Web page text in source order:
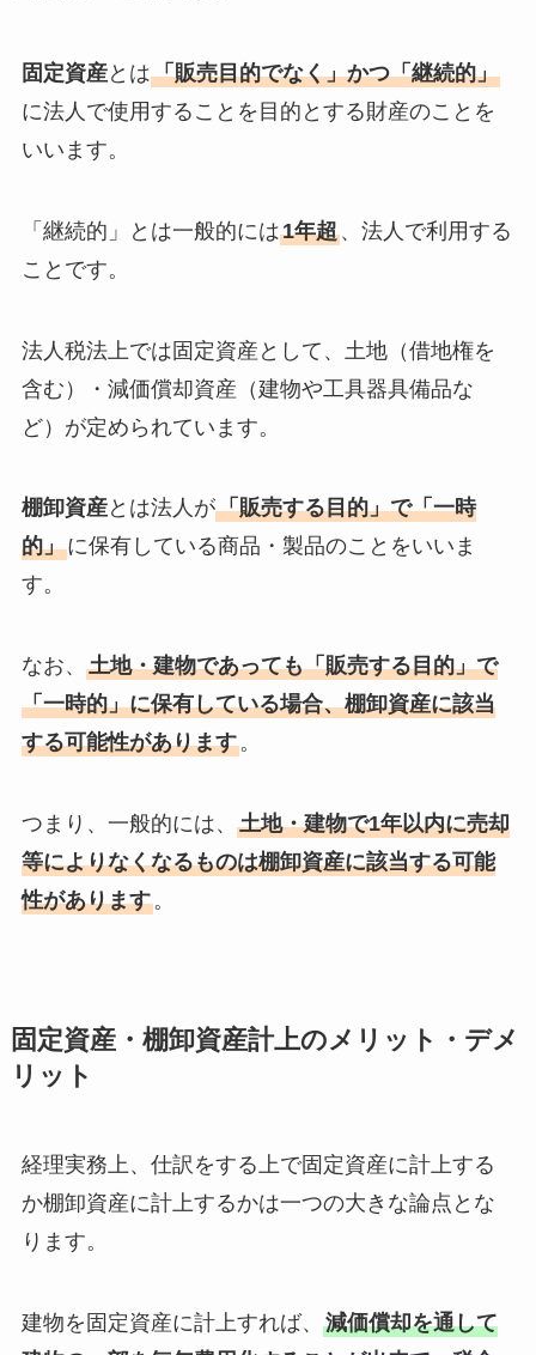
固定資産とは「販売目的でなく」かつ「継続的」
に法人で使用することを目的とする財産のことを
いいます。
「継続的」とは一般的には1年超、法人で利用する
ことです。
法人税法上では固定資産として、土地（借地権を
含む）・減価償却資産（建物や工具器具備品な
ど）が定められています。
棚卸資産とは法人が「販売する目的」で「一時
的」に保有している商品・製品のことをいいま
す。
なお、 土地・建物であっても「販売する目的」で
「一時的」に保有している場合、棚卸資産に該当
する可能性があります。
つまり、一般的には、 土地・建物で1年以内に売却
等によりなくなるものは棚卸資産に該当する可能
性があります。
固定資産・棚卸資産計上のメリット・デメ
リット
経理実務上、仕訳をする上で固定資産に計上する
か棚卸資産に計上するかは一つの大きな論点とな
ります。
建物を固定資産に計上すれば、 減価償却を通して